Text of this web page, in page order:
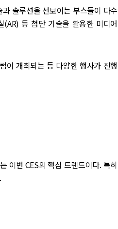
솔루션을 선보이는 부스들이 다수
등 첨단 기술을 활용한 미디어
이 개최되는 등 다양한 행사가 진행
이번 CES의 핵심 트렌드이다. 특히